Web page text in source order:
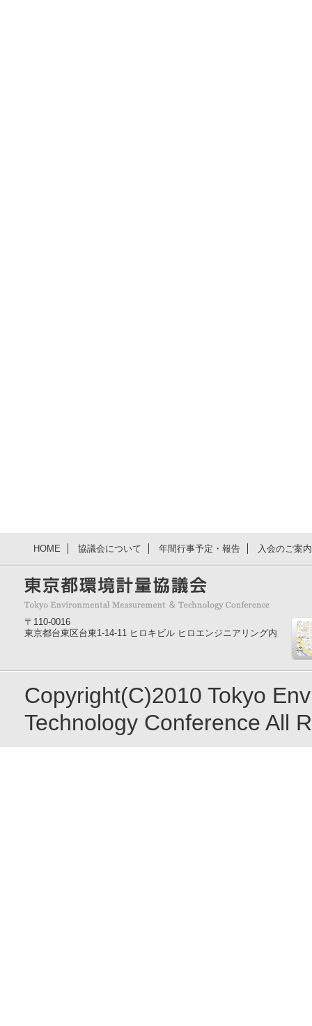
HOME 協議会について 年間行事予定・報告 入会のご案
〒110-0016
東京都台東区台東1-14-11 ヒロキビル ヒロエンジニアリング内
Copyright(C)2010 Tokyo
Technology Conference All